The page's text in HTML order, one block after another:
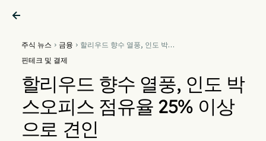

주식 뉴스  금융  할리우드 향수 열풍, 인도 박스
핀테크 및 결제
할리우드 향수 열풍, 인도 박
스오피스 점유율 25% 이상
으로 견인